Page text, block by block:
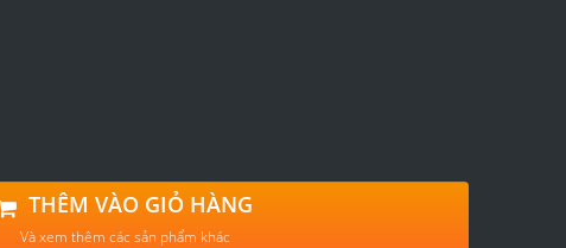
THÊM VÀO GIỎ HÀNG
Và xem thêm các sản phẩm khác